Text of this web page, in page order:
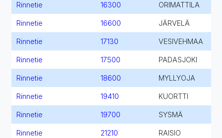
Rinnetie 16300 ORIMATTILA
Rinnetie 16600 JÄRVELÄ
Rinnetie 17130 VESIVEHMAA
Rinnetie 17500 PADASJOKI
Rinnetie 18600 MYLLYOJA
Rinnetie 19410 KUORTTI
Rinnetie 19700 SYSMÄ
Rinnetie 21210 RAISIO